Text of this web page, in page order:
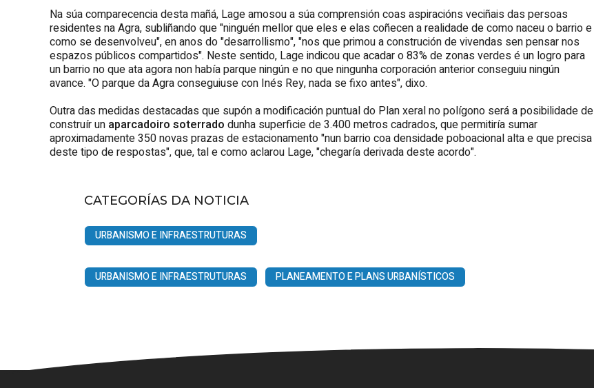
Na súa comparecencia desta mañá, Lage amosou a súa comprensión coas aspiracións veciñais das persoas
residentes na Agra, subliñando que "ninguén mellor que eles e elas coñecen a realidade de como naceu o barrio e
como se desenvolveu", en anos do "desarrollismo", "nos que primou a construción de vivendas sen pensar nos
espazos públicos compartidos". Neste sentido, Lage indicou que acadar o 83% de zonas verdes é un logro para
un barrio no que ata agora non había parque ningún e no que ningunha corporación anterior conseguiu ningún
avance. "O parque da Agra conseguiuse con Inés Rey, nada se fixo antes", dixo.
Outra das medidas destacadas que supón a modificación puntual do Plan xeral no polígono será a posibilidade de
construír un aparcadoiro soterrado dunha superficie de 3.400 metros cadrados, que permitiría sumar
aproximadamente 350 novas prazas de estacionamento "nun barrio coa densidade poboacional alta e que precisa
deste tipo de respostas", que, tal e como aclarou Lage, "chegaría derivada deste acordo".
CATEGORÍAS DA NOTICIA
URBANISMO E INFRAESTRUTURAS
URBANISMO E INFRAESTRUTURAS PLANEAMENTO E PLANS URBANÍSTICOS